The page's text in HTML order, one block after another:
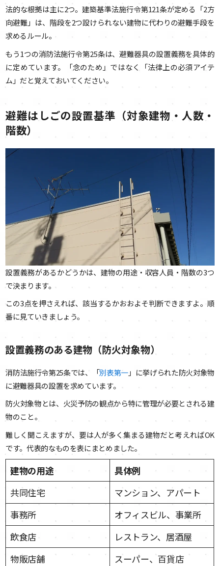
法的な根拠は主に2つ。建築基準法施行令第121条が定める「2方
向避難」は、階段を2つ設けられない建物に代わりの避難手段を
求めるルール。
もう1つの消防法施行令第25条は、避難器具の設置義務を具体的
に定めています。「念のため」ではなく「法律上の必須アイテ
ム」だと覚えておいてください。
避難はしごの設置基準（対象建物・人数・
階数）
設置義務があるかどうかは、建物の用途・収容人員・階数の3つ
で決まります。
この3点を押さえれば、該当するかおおよそ判断できますよ。順
番に見ていきましょう。
設置義務のある建物（防火対象物）
消防法施行令第25条では、「別表第一」に挙げられた防火対象物
に避難器具の設置を求めています。
防火対象物とは、火災予防の観点から特に管理が必要とされる建
物のこと。
難しく聞こえますが、要は人が多く集まる建物だと考えればOK
です。代表的なものを表にまとめました。
建物の用途
具体例
共同住宅
マンション、アパート
事務所
オフィスビル、事業所
飲食店
レストラン、居酒屋
物販店舗
スーパー、百貨店